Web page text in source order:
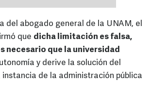
del abogado general de la UNAM, el
que dicha limitación es falsa,
necesario que la universidad
y derive la solución del
instancia de la administración pública